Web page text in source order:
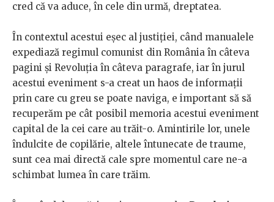
cred că va aduce, în cele din urmă, dreptatea.
În contextul acestui eșec al justiției, când manualele
expediază regimul comunist din România în câteva
pagini și Revoluția în câteva paragrafe, iar în jurul
acestui eveniment s-a creat un haos de informații
prin care cu greu se poate naviga, e important să să
recuperăm pe cât posibil memoria acestui eveniment
capital de la cei care au trăit-o. Amintirile lor, unele
îndulcite de copilărie, altele întunecate de traume,
sunt cea mai directă cale spre momentul care ne-a
schimbat lumea în care trăim.